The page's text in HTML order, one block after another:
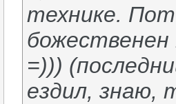
технике.
божественен
=)))
ездил, знаю,